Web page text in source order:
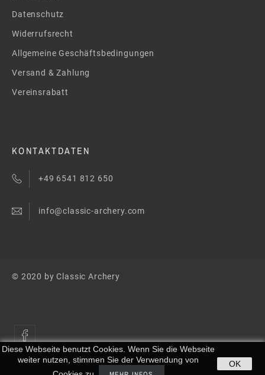
Diese Webseite benutzt Cookies. Wenn Sie die Webseite
weiter nutzen, stimmen Sie der Verwendung von
OK
Datenschutz
Widerrufsrecht
Allgemeine Geschäftsbedingungen
Versand & Zahlung
Vereinsrabatt
KONTAKTDATEN
+49 6541 812 650
info@classic-archery.com
© 2020 by Classic Archery